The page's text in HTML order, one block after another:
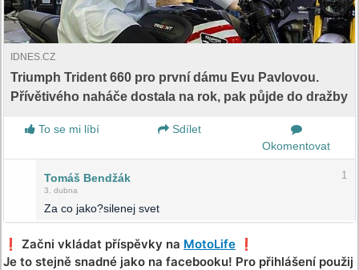
IDNES.CZ
Triumph Trident 660 pro první dámu Evu Pavlovou.
Přívětivého naháče dostala na rok, pak půjde do dražby
To se mi líbí
Sdílet
Okomentovat
Tomáš Bendžák
3. dubna
1
Za co jako?silenej svet
❗️ Začni vkládat příspěvky na MotoLife ❗️
Je to stejně snadné jako na facebooku! Pro přihlášení použij